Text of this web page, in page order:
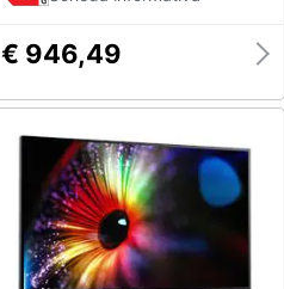
€ 946,49